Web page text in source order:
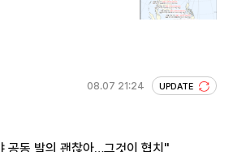
08.07 21:24 UPDATE
공동 발의 괜찮아…그것이 협치"